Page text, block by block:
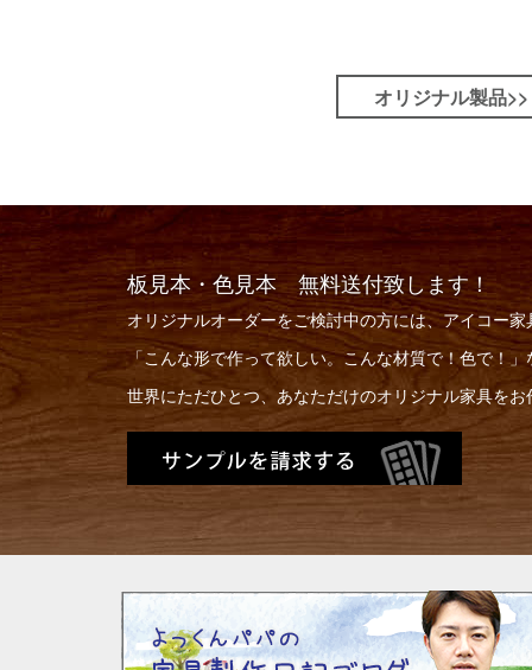
オリジナル製品>>
板見本・色見本 無料送付致します！
オリジナルオーダーをご検討中の方には、アイコー
「こんな形で作って欲しい。こんな材質で！色で！
世界にただひとつ、あなただけのオリジナル家具を